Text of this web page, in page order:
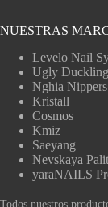
NUESTRAS
Levelō Nail
Ugly
Nghia Nippers
Kristall
Cosmos
Kmiz
Saeyang
Nevskaya
yaraNAILS
Todos nuestros